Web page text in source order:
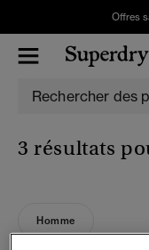
Offres
3 résultats
Homme